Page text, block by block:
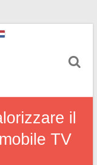
il
TV